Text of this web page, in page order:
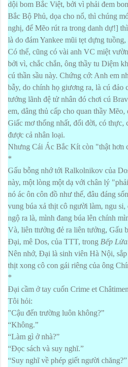
dội bom Bắc Việt, bởi vì phải đem
Bắc Bộ Phủ, dọa cho nổ, thì chúng
nghị, để Mẽo rút ra trong danh dự!]
là do đám Yankee mũi tẹt dựng tuồng,
Có thể, cũng có vài anh VC miệt
bởi vì, chắc chắn, ông thầy tu Diệm
cú thần sầu này. Chứng cớ: Anh em
bẫy, do chính họ giương ra, là cú đảo
tướng lãnh đệ tử nhân đó chơi cú
em, dâng thủ cấp cho quan thầy
Giấc mơ thống nhất, đổi đời, có thực,
được cả nhân loại.
Nhưng Cái Ác Bắc Kít còn "thật hơn
*
Gấu bỗng nhớ tới Ralkolnikov của
này, một lòng một dạ với chân lý
nó ác ôn côn đồ như thế, đâu đáng
vung búa xả thịt cô người làm, ngu si,
ngộ ra là, mình đang búa lên chính
Và, liên ttưởng đẻ ra liên tưởng, Gấu
Đại, mê Dos, của TTT, trong Bếp
Nên nhớ, Đại là sinh viên Hà Nội,
thịt xong cô con gái riêng của ông
*
Đại cầm ở tay cuốn Crime et
Tôi hỏi:
"Cậu đến trường luôn không?”
“Không.”
“Làm gì ở nhà?”
“Đọc sách và suy nghĩ.”
“Suy nghĩ về phép giết người chăng?”